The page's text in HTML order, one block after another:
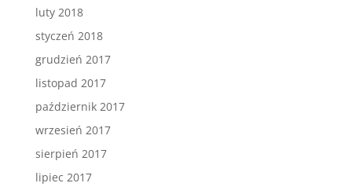
luty 2018
styczeń 2018
grudzień 2017
listopad 2017
październik 2017
wrzesień 2017
sierpień 2017
lipiec 2017